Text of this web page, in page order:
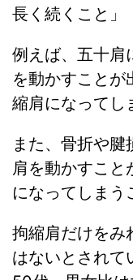
長く続くこと」
例えば、五十肩
を動かすことが
縮肩になってし
また、骨折や
肩を動かすこと
になってしまう
拘縮肩だけをみ
はないとされて